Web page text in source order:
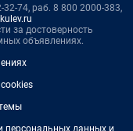
74, раб. 8 800 2000-383,
за достоверность
объявлениях.